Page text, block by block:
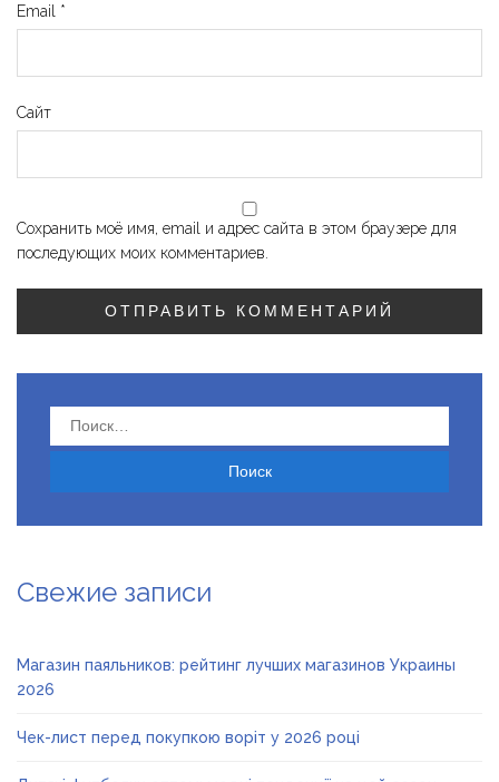
Email *
Сайт
Сохранить моё имя, email и адрес сайта в этом браузере для
последующих моих комментариев.
Найти:
Свежие записи
Магазин паяльников: рейтинг лучших магазинов Украины
2026
Чек-лист перед покупкою воріт у 2026 році